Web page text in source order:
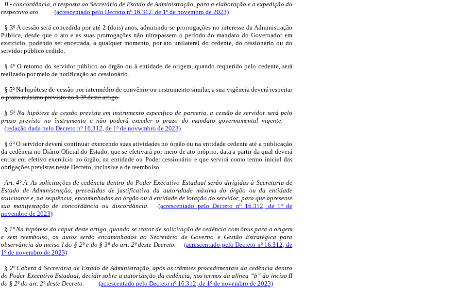
II - concordância, a resposta ao Secretário de Estado de Administração, para a elaboração e a expedição do
respectivo ato.
(acrescentado pelo Decreto nº 16.312, de 1º de novembro de 2023)
§ 3º A cessão será concedida por até 2 (dois) anos, admitindo-se prorrogações no interesse da Administração
Pública, desde que o ato e as suas prorrogações não ultrapassem o período do mandato do Governador em
exercício, podendo ser encerrada, a qualquer momento, por ato unilateral do cedente, do cessionário ou do
servidor público cedido.
§ 4º O retorno do servidor público ao órgão ou à entidade de origem, quando requerido pelo cedente, será
realizado por meio de notificação ao cessionário.
§ 5º Na hipótese de cessão por intermédio de convênio ou instrumento similar, a sua vigência deverá respeitar
o prazo máximo previsto no § 3º deste artigo.
§ 5º Na hipótese de cessão prevista em instrumento especifico de parceria, a cessão de servidor será pelo
prazo previsto no instrumento e não poderá exceder o prazo do mandato governamental vigente.
(redação dada pelo Decreto nº 16.312, de 1º de novwmbro de 2023)
§ 6º O servidor deverá continuar exercendo suas atividades no órgão ou na entidade cedente até a publicação
da cedência no Diário Oficial do Estado, que se efetivará por meio de ato próprio, data a partir da qual deverá
entrar em efetivo exercício no órgão, na entidade ou Poder cessionário e que servirá como termo inicial das
obrigações previstas neste Decreto, inclusive a de reembolso.
Art. 4º-A. As solicitações de cedência dentro do Poder Executivo Estadual serão dirigidas à Secretaria de
Estado de Administração, precedidas de justificativa da autoridade máxima do órgão ou da entidade
solicitante e, na sequência, encaminhadas ao órgão ou à entidade de lotação do servidor, para que apresente
sua manifestação de concordância ou discordância.
(acrescentado pelo Decreto nº 16.312, de 1º de
novembro de 2023)
§ 1º Na hipótese do caput deste artigo, quando se tratar de solicitação de cedência com ônus para a origem
e sem reembolso, os autos serão encaminhados ao Secretário de Governo e Gestão Estratégica para
observância do inciso I do § 2º e do § 3º do art. 2º deste Decreto.
(acrescentado pelo Decreto nº 16.312, de
1º de novembro de 2023)
§ 2º Caberá à Secretária de Estado de Administração, após os trâmites procedimentais da cedência dentro
do Poder Executivo Estadual, decidir sobre a autorização da cedência, nos termos da alínea “b” do inciso II
do § 2º do art. 2º deste Decreto.
(acrescentado pelo Decreto nº 16.312, de 1º de novembro de 2023)